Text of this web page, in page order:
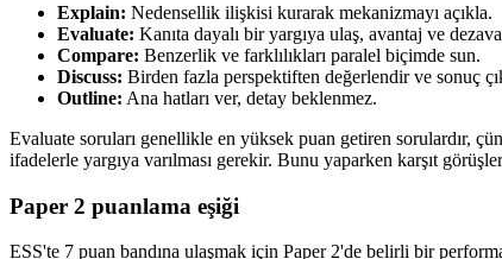
Explain: Nedensellik ilişkisi kurarak mekanizmayı açıkla.
Evaluate: Kanıta dayalı bir yargıya ulaş, avantaj ve
Compare: Benzerlik ve farklılıkları paralel biçimde sun.
Discuss: Birden fazla perspektiften değerlendir ve sonuç
Outline: Ana hatları ver, detay beklenmez.
Evaluate soruları genellikle en yüksek puan getiren sorulardır,
ifadelerle yargıya varılması gerekir. Bunu yaparken karşıt
Paper 2 puanlama eşiği
ESS'te 7 puan bandına ulaşmak için Paper 2'de belirli bir